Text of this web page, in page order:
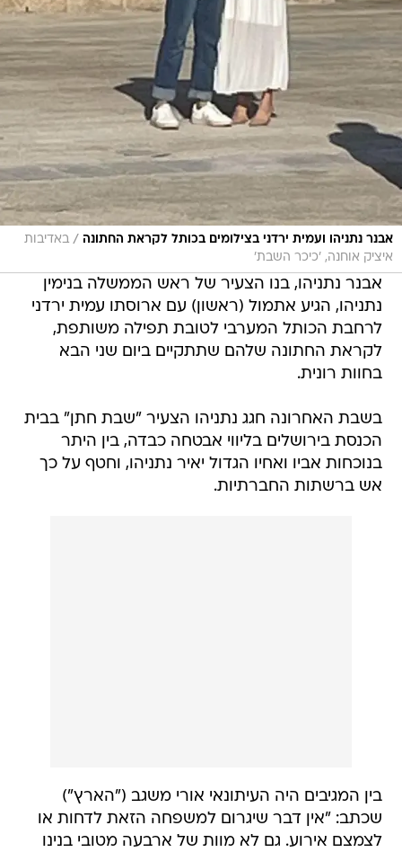
אבנר נתניהו ועמית ירדני בצילומים בכותל לקראת החתונה / באדיבות
איציק אוחנה, 'כיכר השבת'
אבנר נתניהו, בנו הצעיר של ראש הממשלה בנימין
נתניהו, הגיע אתמול (ראשון) עם ארוסתו עמית ירדני
לרחבת הכותל המערבי לטובת תפילה משותפת,
לקראת החתונה שלהם שתתקיים ביום שני הבא
בחוות רונית.
בשבת האחרונה חגג נתניהו הצעיר "שבת חתן" בבית
הכנסת בירושלים בליווי אבטחה כבדה, בין היתר
בנוכחות אביו ואחיו הגדול יאיר נתניהו, וחטף על כך
אש ברשתות החברתיות.
בין המגיבים היה העיתונאי אורי משגב ("הארץ")
שכתב: "אין דבר שיגרום למשפחה הזאת לדחות או
לצמצם אירוע. גם לא מוות של ארבעה מטובי בנינו